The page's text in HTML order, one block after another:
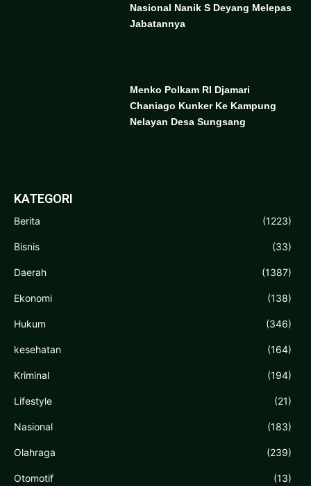
Nasional Nanik S Deyang Melepas
Jabatannya
Menko Polkam RI Djamari
Chaniago Kunker Ke Kampung
Nelayan Desa Sungsang
KATEGORI
Berita (1223)
Bisnis (33)
Daerah (1387)
Ekonomi (138)
Hukum (346)
kesehatan (164)
Kriminal (194)
Lifestyle (21)
Nasional (183)
Olahraga (239)
Otomotif (13)